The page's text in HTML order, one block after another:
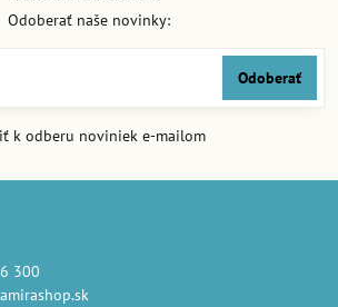
Odoberať naše novinky:
Odoberať
k odberu noviniek e-mailom
300